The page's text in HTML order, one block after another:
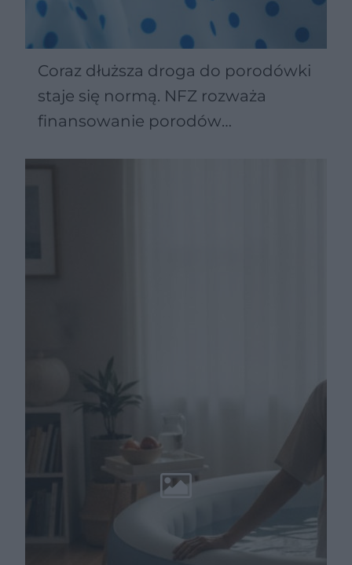
Coraz dłuższa droga do porodówki
staje się normą. NFZ rozważa
finansowanie porodów